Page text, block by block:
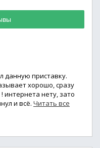
данную приставку.
хорошо, сразу
интернета нету, зато
и всё. Читать все